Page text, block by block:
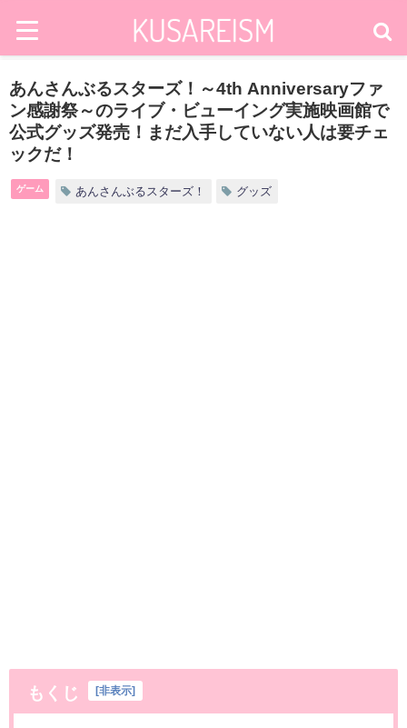
あんさんぶるスターズ！～4th Anniversaryファ
ン感謝祭～のライブ・ビューイング実施映画館で
公式グッズ発売！まだ入手していない人は要チェ
ックだ！
ゲーム あんさんぶるスターズ！ グッズ
もくじ 非表示